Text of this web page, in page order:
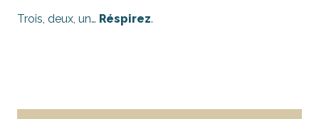
Trois, deux, un… Réspirez.